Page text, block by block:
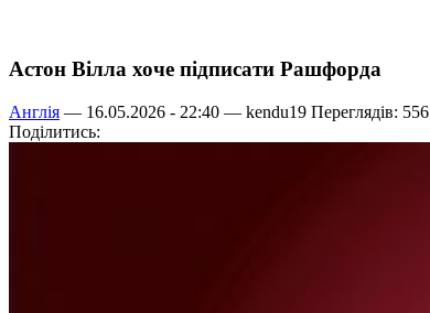
Астон Вілла хоче підписати Рашфорда
Англія — 16.05.2026 - 22:40 — kendu19 Переглядів: 556
Поділитись: